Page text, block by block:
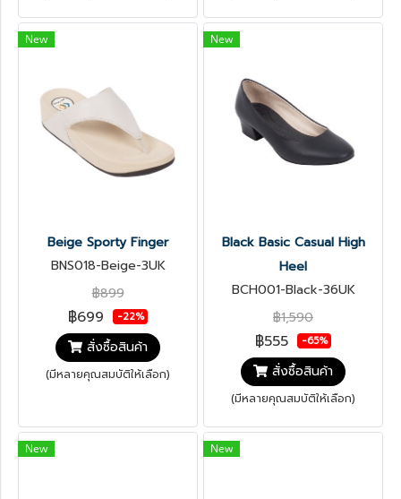
New
Beige Sporty Finger
BNS018-Beige-3UK
฿899
฿699 -22%
สั่งซื้อสินค้า
(มีหลายคุณสมบัติให้เลือก)
New
Black Basic Casual High
Heel
BCH001-Black-36UK
฿1,590
฿555 -65%
สั่งซื้อสินค้า
(มีหลายคุณสมบัติให้เลือก)
New New